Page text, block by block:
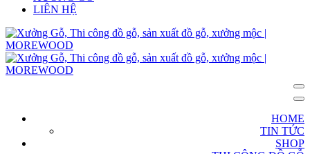
LIÊN HỆ
HOME
TIN TỨC
SHOP